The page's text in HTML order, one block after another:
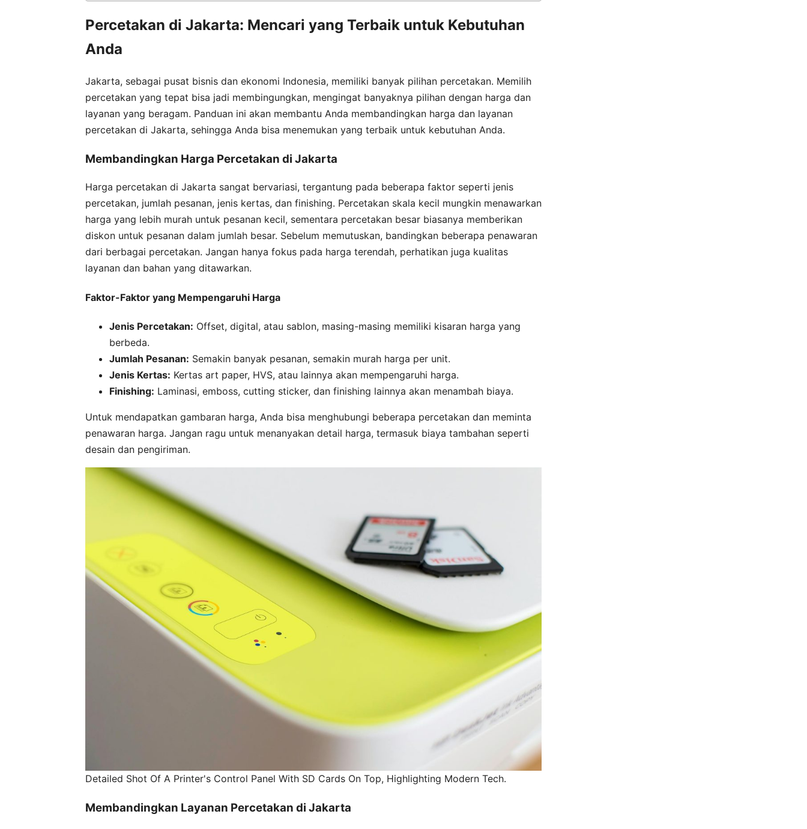
Percetakan di Jakarta: Mencari yang Terbaik untuk Kebutuhan
Anda
Jakarta, sebagai pusat bisnis dan ekonomi Indonesia, memiliki banyak pilihan percetakan. Memilih
percetakan yang tepat bisa jadi membingungkan, mengingat banyaknya pilihan dengan harga dan
layanan yang beragam. Panduan ini akan membantu Anda membandingkan harga dan layanan
percetakan di Jakarta, sehingga Anda bisa menemukan yang terbaik untuk kebutuhan Anda.
Membandingkan Harga Percetakan di Jakarta
Harga percetakan di Jakarta sangat bervariasi, tergantung pada beberapa faktor seperti jenis
percetakan, jumlah pesanan, jenis kertas, dan finishing. Percetakan skala kecil mungkin menawarkan
harga yang lebih murah untuk pesanan kecil, sementara percetakan besar biasanya memberikan
diskon untuk pesanan dalam jumlah besar. Sebelum memutuskan, bandingkan beberapa penawaran
dari berbagai percetakan. Jangan hanya fokus pada harga terendah, perhatikan juga kualitas
layanan dan bahan yang ditawarkan.
Faktor-Faktor yang Mempengaruhi Harga
Jenis Percetakan: Offset, digital, atau sablon, masing-masing memiliki kisaran harga yang
berbeda.
Jumlah Pesanan: Semakin banyak pesanan, semakin murah harga per unit.
Jenis Kertas: Kertas art paper, HVS, atau lainnya akan mempengaruhi harga.
Finishing: Laminasi, emboss, cutting sticker, dan finishing lainnya akan menambah biaya.
Untuk mendapatkan gambaran harga, Anda bisa menghubungi beberapa percetakan dan meminta
penawaran harga. Jangan ragu untuk menanyakan detail harga, termasuk biaya tambahan seperti
desain dan pengiriman.
Detailed Shot Of A Printer's Control Panel With SD Cards On Top, Highlighting Modern Tech.
Membandingkan Layanan Percetakan di Jakarta